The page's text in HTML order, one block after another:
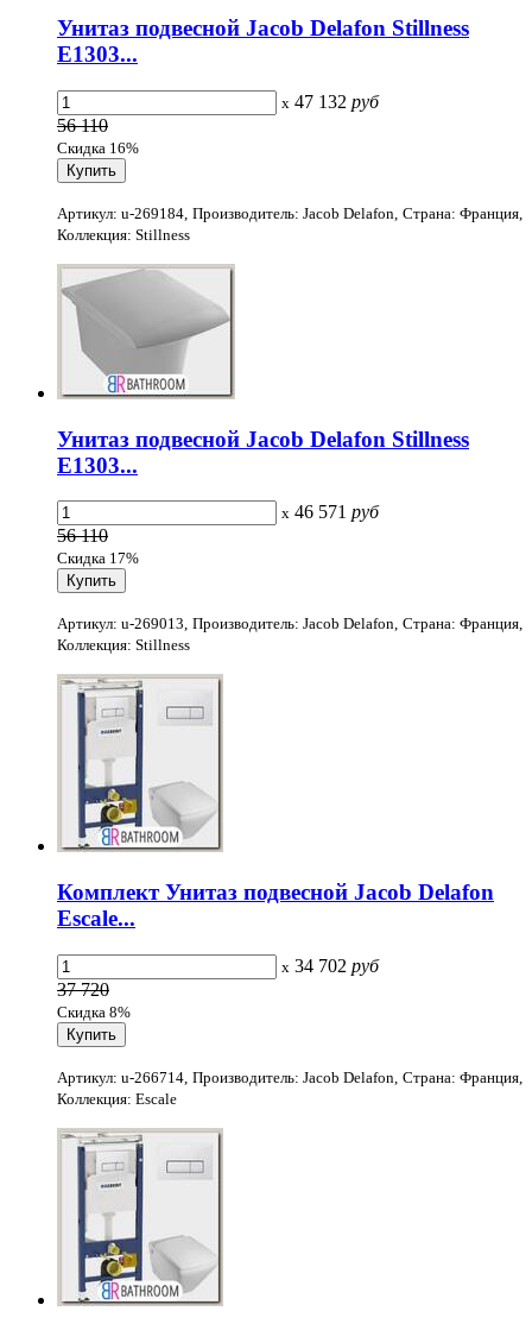
Унитаз подвесной Jacob Delafon Stillness
E1303...
x 47 132 руб
56 110
Скидка 16%
Артикул: u-269184, Производитель: Jacob Delafon, Страна: Франция,
Коллекция: Stillness
Унитаз подвесной Jacob Delafon Stillness
E1303...
x 46 571 руб
56 110
Скидка 17%
Артикул: u-269013, Производитель: Jacob Delafon, Страна: Франция,
Коллекция: Stillness
Комплект Унитаз подвесной Jacob Delafon
Escale...
x 34 702 руб
37 720
Скидка 8%
Артикул: u-266714, Производитель: Jacob Delafon, Страна: Франция,
Коллекция: Escale